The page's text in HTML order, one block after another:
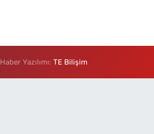
Haber Yazılımı:TE Bilişim